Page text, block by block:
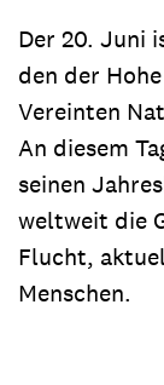
Der 20. Juni
den der
Vereinten
An diesem
seinen
weltweit die
Flucht,
Menschen.